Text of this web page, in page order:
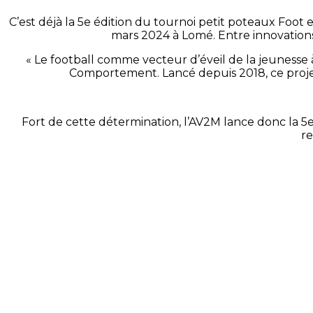
C’est déjà la 5e édition du tournoi petit poteaux
mars 2024 à Lomé. Entre
« Le football comme vecteur d’éveil de la
Comportement. Lancé depuis 2018, ce
Fort de cette détermination, l’AV2M lance donc la